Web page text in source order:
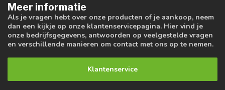
Meer informatie
Als je vragen hebt over onze producten of je aankoop, neem
dan een kijkje op onze klantenservicepagina. Hier vind je
onze bedrijfsgegevens, antwoorden op veelgestelde vragen
en verschillende manieren om contact met ons op te nemen.
Klantenservice